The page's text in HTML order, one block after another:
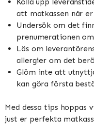
att matkassen når
Undersök om det
prenumerationen
Läs om
allergier om det
Glöm inte att
kan göra första
Med dessa tips hoppas
just er perfekta